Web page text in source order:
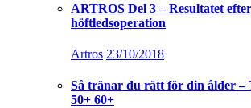
ARTROS Del 3 – Resultatet
höftledsoperation
Artros 23/10/2018
Så tränar du rätt för din ålder –
50+ 60+